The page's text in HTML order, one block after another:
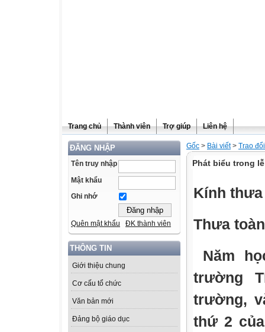
Trang chủ Thành viên Trợ giúp Liên hệ
ĐĂNG NHẬP
Tên truy nhập
Mật khẩu
Ghi nhớ
Quên mật khẩu ĐK thành viên
THÔNG TIN
Giới thiệu chung
Cơ cấu tổ chức
Văn bản mới
Đảng bộ giáo dục
Gốc > Bài viết> Trao
Phát biểu trong
Kính
Thưa
Năm
trường
trường,
thứ 2